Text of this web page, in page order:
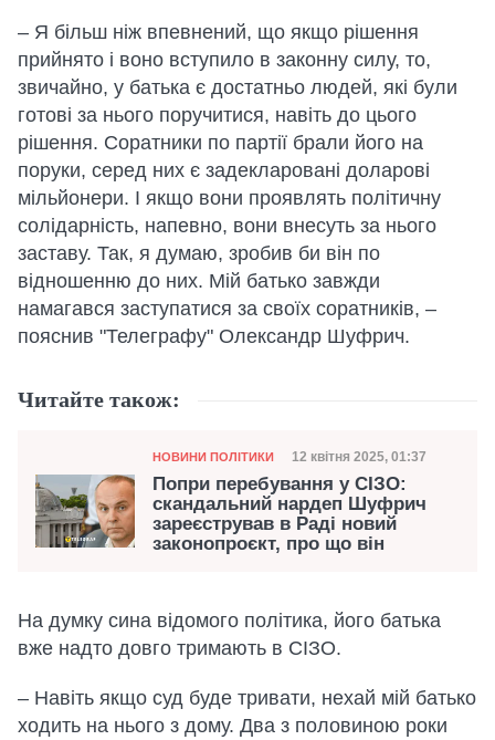
– Я більш ніж впевнений, що якщо рішення
прийнято і воно вступило в законну силу, то,
звичайно, у батька є достатньо людей, які були
готові за нього поручитися, навіть до цього
рішення. Соратники по партії брали його на
поруки, серед них є задекларовані доларові
мільйонери. І якщо вони проявлять політичну
солідарність, напевно, вони внесуть за нього
заставу. Так, я думаю, зробив би він по
відношенню до них. Мій батько завжди
намагався заступатися за своїх соратників, –
пояснив "Телеграфу" Олександр Шуфрич.
Читайте також:
Категорія
НОВИНИ ПОЛІТИКИ Дата публікації
12 квітня 2025, 01:37
Попри перебування у СІЗО:
скандальний нардеп Шуфрич
зареєстрував в Раді новий
законопроєкт, про що він
На думку сина відомого політика, його батька
вже надто довго тримають в СІЗО.
– Навіть якщо суд буде тривати, нехай мій батько
ходить на нього з дому. Два з половиною роки